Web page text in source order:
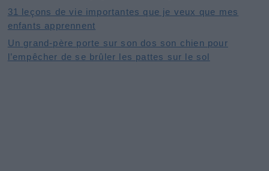
31 leçons de vie importantes que je veux que mes
enfants apprennent
Un grand-père porte sur son dos son chien pour
l’empêcher de se brûler les pattes sur le sol